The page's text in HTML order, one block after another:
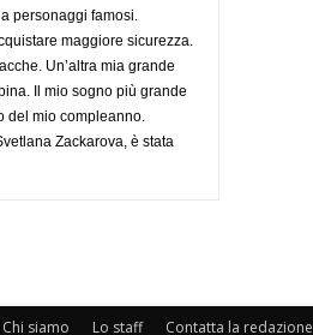
personaggi famosi.
maggiore sicurezza.
Un’altra mia grande
Il mio sogno più grande
del mio compleanno.
Zackarova, è stata
Chi siamo Lo staff Contatta la redazione